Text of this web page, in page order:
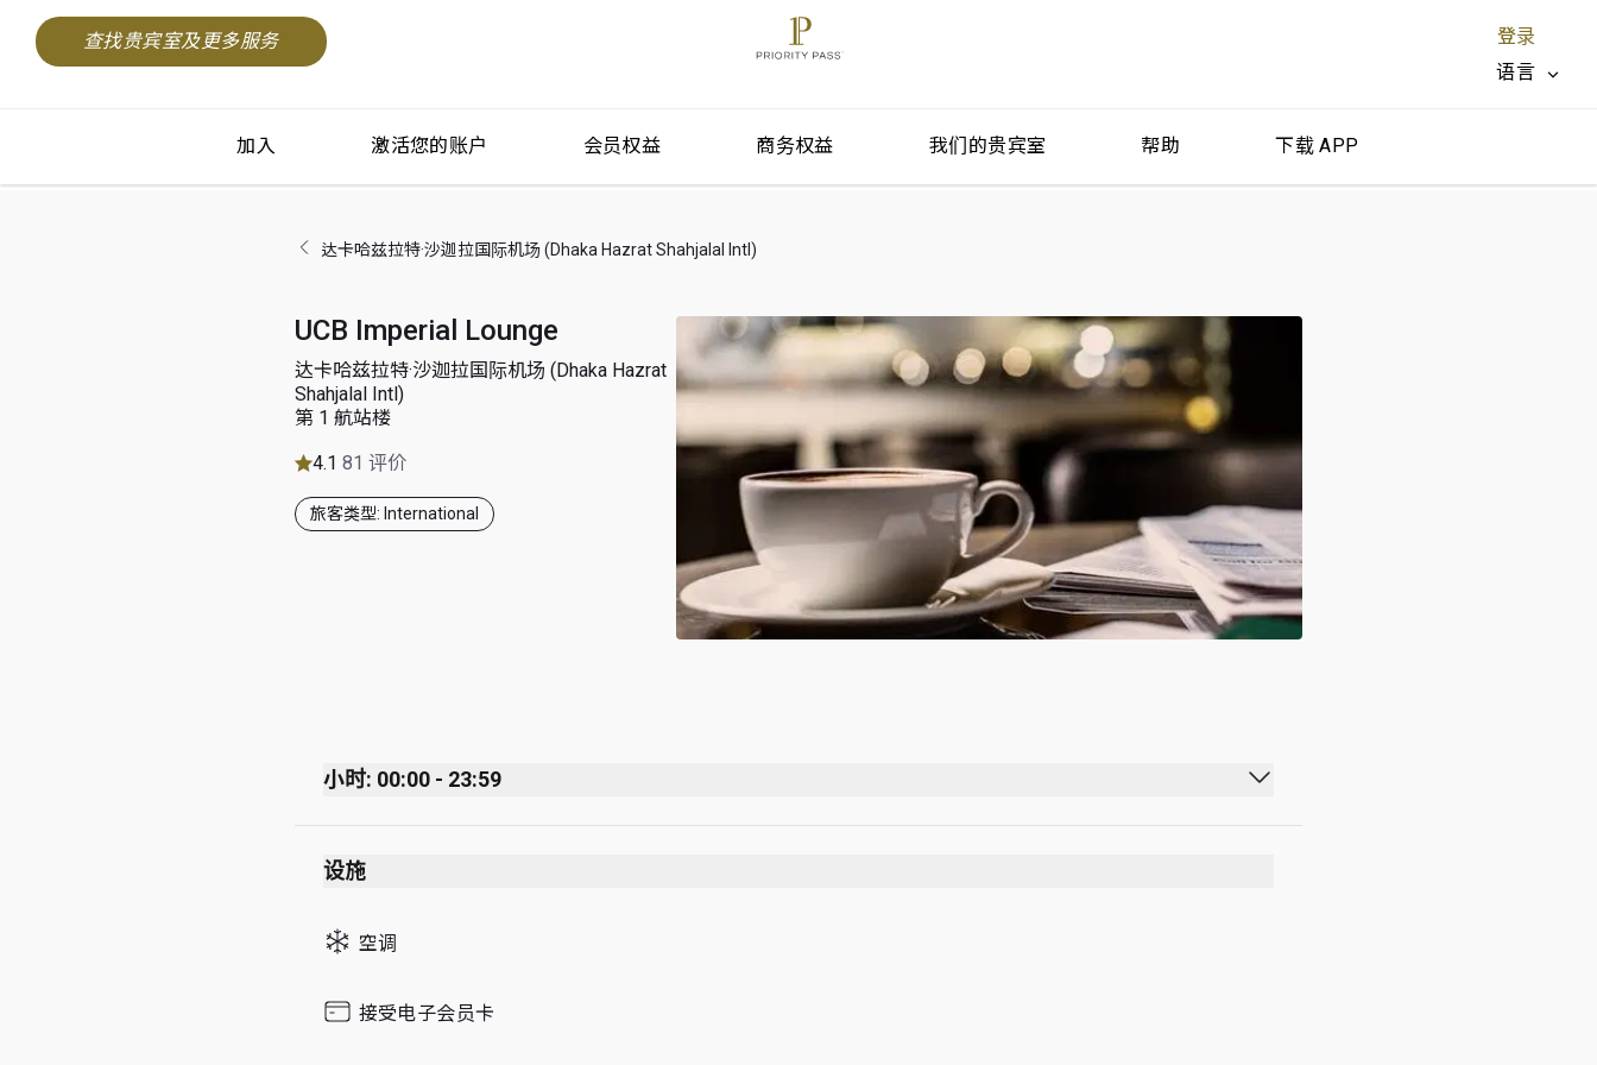
查找贵宾室及更多服务
登录
语言
加入 激活您的账户 会员权益 商务权益 我们的贵宾室 帮助 下载 APP
达卡哈兹拉特·沙迦拉国际机场 (Dhaka Hazrat Shahjalal Intl)
UCB Imperial Lounge
达卡哈兹拉特·沙迦拉国际机场 (Dhaka Hazrat
Shahjalal Intl)
第 1 航站楼
4.1 81 评价
旅客类型: International
小时: 00:00 - 23:59
Monday 00:00 - 23:59
Tuesday
Thursday
Friday
设施
空调
接受电子会员卡